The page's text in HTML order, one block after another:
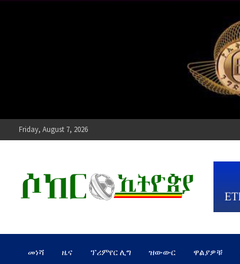
Friday, August 7, 2026
ሶከር ኢትዮጵያ
መነሻ ዜና ፕሪምየር ሊግ ዝውውር ዋልያዎቹ